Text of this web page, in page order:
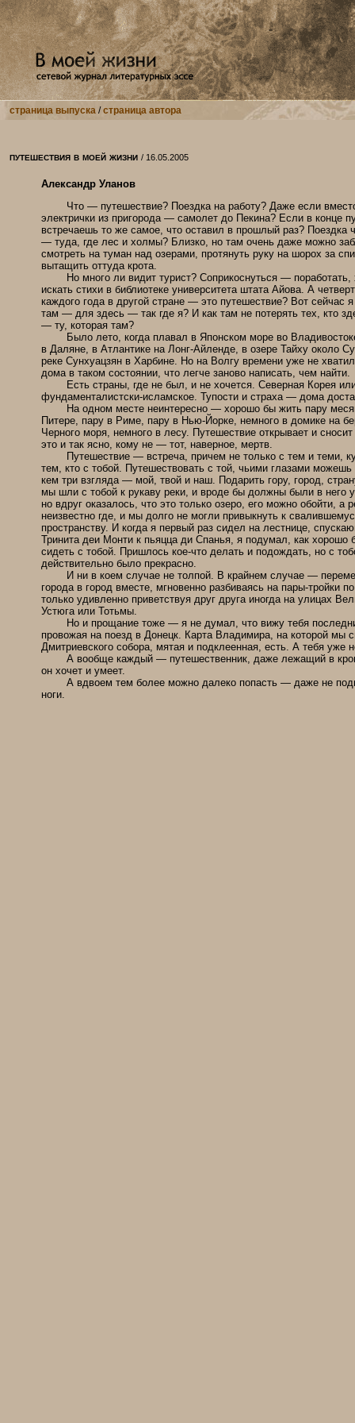
страница выпуска /страница автора
путешествия в моей жизни / 16.05.2005
Александр Уланов
Что — путешествие? Поездка на работу? Даже если
электрички из пригорода — самолет до Пекина? Если в конце
встречаешь то же самое, что оставил в прошлый раз? Поездка
— туда, где лес и холмы? Близко, но там очень даже можно
смотреть на туман над озерами, протянуть руку на шорох за
вытащить оттуда крота.
Но много ли видит турист? Соприкоснуться — поработать,
искать стихи в библиотеке университета штата Айова. А
каждого года в другой стране — это путешествие? Вот сейчас
там — для здесь — так где я? И как там не потерять тех, кто
— ту, которая там?
Было лето, когда плавал в Японском море во
в Даляне, в Атлантике на Лонг-Айленде, в озере Тайху около
реке Сунхуацзян в Харбине. Но на Волгу времени уже не
дома в таком состоянии, что легче заново написать, чем найти.
Есть страны, где не был, и не хочется. Северная Корея
фундаменталистски-исламское. Тупости и страха — дома
На одном месте неинтересно — хорошо бы жить пару
Питере, пару в Риме, пару в Нью-Йорке, немного в домике на
Черного моря, немного в лесу. Путешествие открывает и
это и так ясно, кому не — тот, наверное, мертв.
Путешествие — встреча, причем не только с тем и теми,
тем, кто с тобой. Путешествовать с той, чьими глазами
кем три взгляда — мой, твой и наш. Подарить гору, город,
мы шли с тобой к рукаву реки, и вроде бы должны были в него
но вдруг оказалось, что это только озеро, его можно обойти, а
неизвестно где, и мы долго не могли привыкнуть к
пространству. И когда я первый раз сидел на лестнице,
Тринита деи Монти к пьяцца ди Спанья, я подумал, как хорошо
сидеть с тобой. Пришлось кое-что делать и подождать, но с
действительно было прекрасно.
И ни в коем случае не толпой. В крайнем случае —
города в город вместе, мгновенно разбиваясь на пары-тройки
только удивленно приветствуя друг друга иногда на улицах
Устюга или Тотьмы.
Но и прощание тоже — я не думал, что вижу тебя
провожая на поезд в Донецк. Карта Владимира, на которой мы
Дмитриевского собора, мятая и подклеенная, есть. А тебя уже
А вообще каждый — путешественник, даже лежащий в
он хочет и умеет.
А вдвоем тем более можно далеко попасть — даже не
ноги.